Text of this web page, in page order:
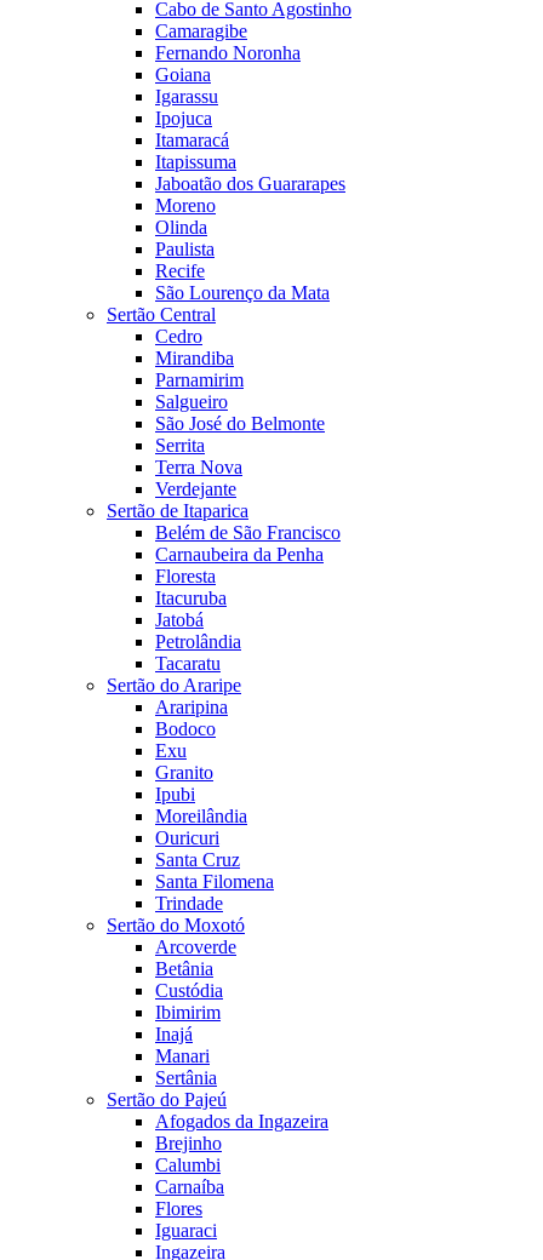
Cabo de Santo Agostinho
Camaragibe
Fernando Noronha
Goiana
Igarassu
Ipojuca
Itamaracá
Itapissuma
Jaboatão dos Guararapes
Moreno
Olinda
Paulista
Recife
São Lourenço da Mata
Sertão Central
Cedro
Mirandiba
Parnamirim
Salgueiro
São José do Belmonte
Serrita
Terra Nova
Verdejante
Sertão de Itaparica
Belém de São Francisco
Carnaubeira da Penha
Floresta
Itacuruba
Jatobá
Petrolândia
Tacaratu
Sertão do Araripe
Araripina
Bodoco
Exu
Granito
Ipubi
Moreilândia
Ouricuri
Santa Cruz
Santa Filomena
Trindade
Sertão do Moxotó
Arcoverde
Betânia
Custódia
Ibimirim
Inajá
Manari
Sertânia
Sertão do Pajeú
Afogados da Ingazeira
Brejinho
Calumbi
Carnaíba
Flores
Iguaraci
Ingazeira